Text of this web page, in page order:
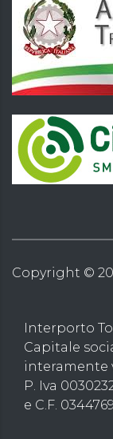
Copyright ©
Interporto
Capitale
interamente
P. Iva
e C.F.